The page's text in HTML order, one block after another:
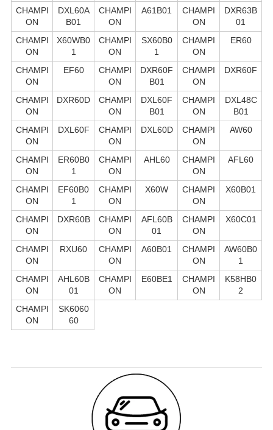
CHAMPI
ON
DXL60A
B01
CHAMPI
ON
A61B01
CHAMPI
ON
DXR63B
01
CHAMPI
ON
X60WB0
1
CHAMPI
ON
SX60B0
1
CHAMPI
ON
ER60
CHAMPI
ON
EF60
CHAMPI
ON
DXR60F
B01
CHAMPI
ON
DXR60F
CHAMPI
ON
DXR60D
CHAMPI
ON
DXL60F
B01
CHAMPI
ON
DXL48C
B01
CHAMPI
ON
DXL60F
CHAMPI
ON
DXL60D
CHAMPI
ON
AW60
CHAMPI
ON
ER60B0
1
CHAMPI
ON
AHL60
CHAMPI
ON
AFL60
CHAMPI
ON
EF60B0
1
CHAMPI
ON
X60W
CHAMPI
ON
X60B01
CHAMPI
ON
DXR60B
CHAMPI
ON
AFL60B
01
CHAMPI
ON
X60C01
CHAMPI
ON
RXU60
CHAMPI
ON
A60B01
CHAMPI
ON
AW60B0
1
CHAMPI
ON
AHL60B
01
CHAMPI
ON
E60BE1
CHAMPI
ON
K58HB0
2
CHAMPI
ON
SK6060
60